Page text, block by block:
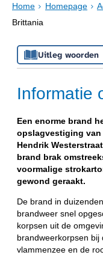
Home Homepage
Brittania
Uitleg woorden
Informatie
Een enorme brand
opslagvestiging van
Hendrik
brand brak
voormalige
gewond geraakt.
De brand in
brandweer snel
korpsen uit de
brandweerkorpsen
vlammenzee en de